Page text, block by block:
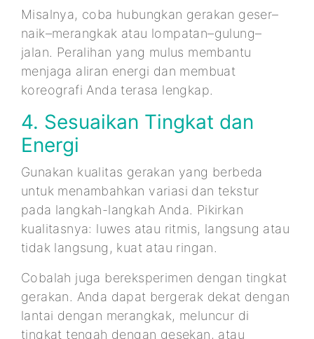
Misalnya, coba hubungkan gerakan geser–
naik–merangkak atau lompatan–gulung–
jalan. Peralihan yang mulus membantu
menjaga aliran energi dan membuat
koreografi Anda terasa lengkap.
4. Sesuaikan Tingkat dan
Energi
Gunakan kualitas gerakan yang berbeda
untuk menambahkan variasi dan tekstur
pada langkah-langkah Anda. Pikirkan
kualitasnya: luwes atau ritmis, langsung atau
tidak langsung, kuat atau ringan.
Cobalah juga bereksperimen dengan tingkat
gerakan. Anda dapat bergerak dekat dengan
lantai dengan merangkak, meluncur di
tingkat tengah dengan gesekan, atau